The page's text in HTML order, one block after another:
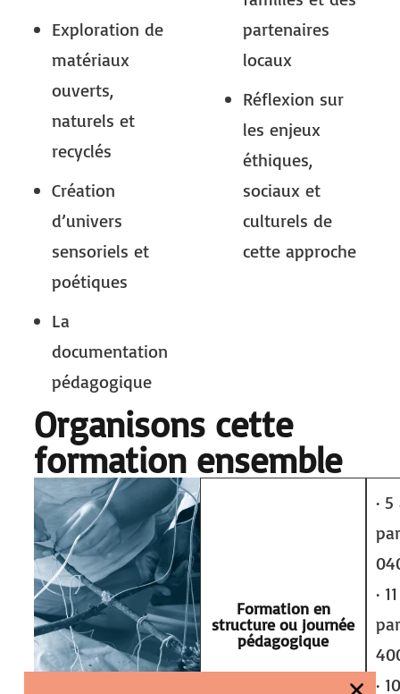
Exploration de
matériaux
ouverts,
naturels et
recyclés
Création
d’univers
sensoriels et
poétiques
La
documentation
pédagogique
partenaires
locaux
Réflexion sur
les enjeux
éthiques,
sociaux et
culturels de
cette approche
Organisons cette
formation ensemble
Formation en
structure ou journée
pédagogique
·
·
·